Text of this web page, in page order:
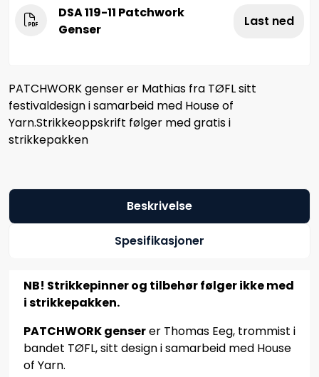
DSA 119-11 Patchwork
Genser
Last ned
PATCHWORK genser er Mathias fra TØFL sitt
festivaldesign i samarbeid med House of
Yarn.Strikkeoppskrift følger med gratis i
strikkepakken
Beskrivelse
Spesifikasjoner
NB! Strikkepinner og tilbehør følger ikke med
i strikkepakken.
PATCHWORK genserer Thomas Eeg, trommist i
bandet TØFL, sitt design i samarbeid med House
of Yarn.